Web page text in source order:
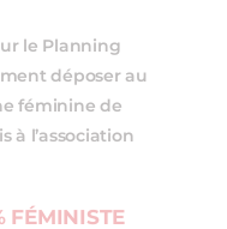
le Planning
déposer au
féminine de
à l’association
FÉMINISTE